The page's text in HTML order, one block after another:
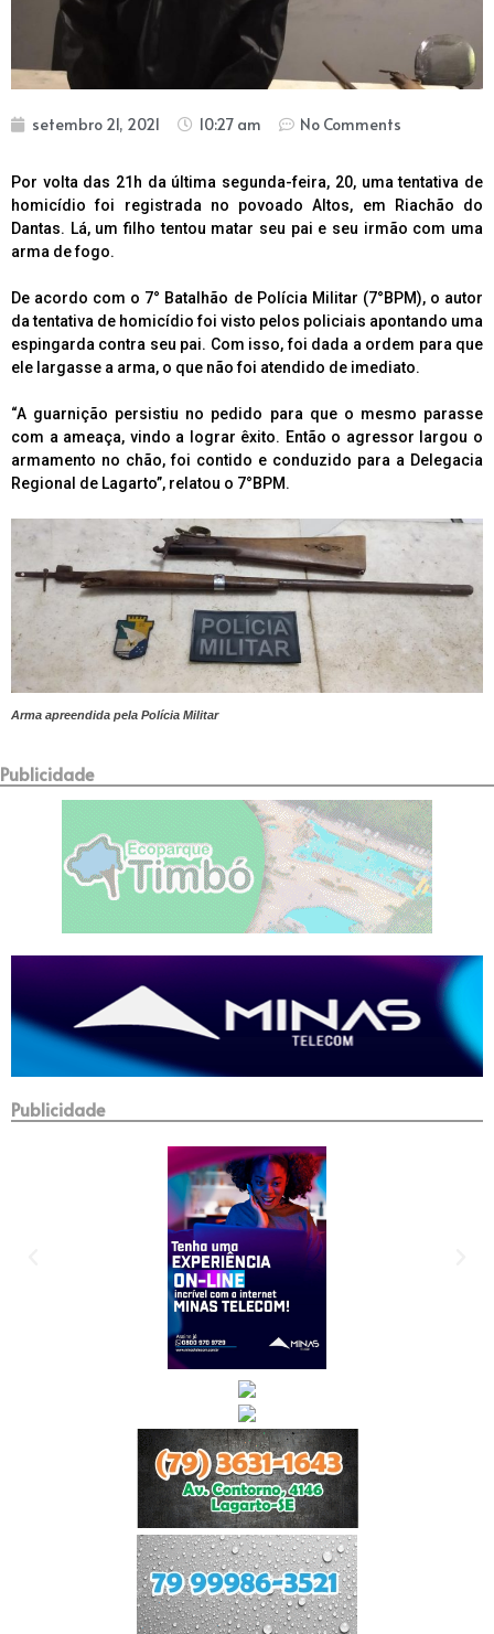
setembro 21, 2021 10:27 am No Comments
Por volta das 21h da última segunda-feira, 20, uma tentativa de
homicídio foi registrada no povoado Altos, em Riachão do
Dantas. Lá, um filho tentou matar seu pai e seu irmão com uma
arma de fogo.
De acordo com o 7° Batalhão de Polícia Militar (7°BPM), o autor
da tentativa de homicídio foi visto pelos policiais apontando uma
espingarda contra seu pai. Com isso, foi dada a ordem para que
ele largasse a arma, o que não foi atendido de imediato.
“A guarnição persistiu no pedido para que o mesmo parasse
com a ameaça, vindo a lograr êxito. Então o agressor largou o
armamento no chão, foi contido e conduzido para a Delegacia
Regional de Lagarto”, relatou o 7°BPM.
Arma apreendida pela Polícia Militar
Publicidade
Publicidade